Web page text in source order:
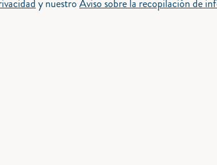
y nuestroAviso sobre la recopilación de